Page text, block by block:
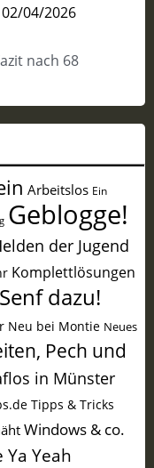
02/04/2026
nach 68
Arbeitslos Ein
Geblogge!
der Jugend
Komplettlösungen
dazu!
Neu bei Montie Neues
Pech und
in Münster
Tipps & Tricks
Windows & co.
Ya Yeah